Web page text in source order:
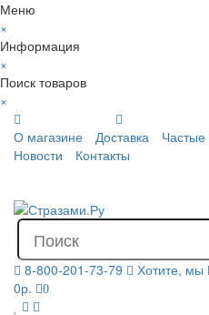
Меню
×
Информация
×
Поиск товаров
×
О магазине
Доставка
Новости
Контакты
8-800-201-73-79
Хотите, мы
0р.
0